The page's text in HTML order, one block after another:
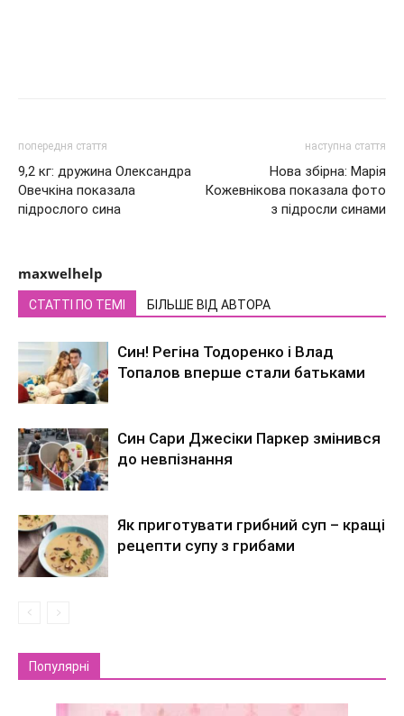
попередня стаття
9,2 кг: дружина Олександра
Овечкіна показала
підрослого сина
наступна стаття
Нова збірна: Марія
Кожевнікова показала фото
з підросли синами
maxwelhelp
СТАТТІ ПО ТЕМІ БІЛЬШЕ ВІД АВТОРА
Син! Регіна Тодоренко і Влад
Топалов вперше стали батьками
Син Сари Джесіки Паркер змінився
до невпізнання
Як приготувати грибний суп – кращі
рецепти супу з грибами
Популярні